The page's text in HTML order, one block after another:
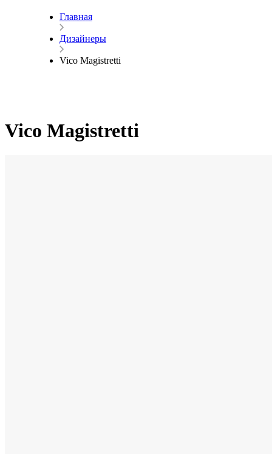
Главная
Дизайнеры
Vico Magistretti
Vico Magistretti